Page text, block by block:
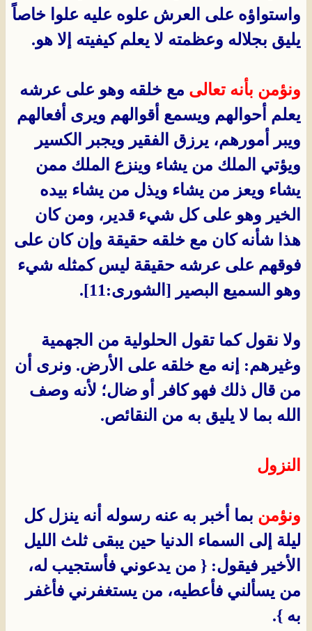
واستواؤه على العرش علوه عليه علوا خاصاً
يليق بجلاله وعظمته لا يعلم كيفيته إلا هو.
ونؤمن بأنه تعالى مع خلقه وهو على عرشه
يعلم أحوالهم ويسمع أقوالهم ويرى أفعالهم
ويبر أمورهم، يرزق الفقير ويجبر الكسير
ويؤتي الملك من يشاء وينزع الملك ممن
يشاء ويعز من يشاء ويذل من يشاء بيده
الخير وهو على كل شيء قدير، ومن كان
هذا شأنه كان مع خلقه حقيقة وإن كان على
فوقهم على عرشه حقيقة ليس كمثله شيء
وهو السميع البصير [الشورى:11].
ولا نقول كما تقول الحلولية من الجهمية
وغيرهم: إنه مع خلقه على الأرض. ونرى أن
من قال ذلك فهو كافر أو ضال؛ لأنه وصف
الله بما لا يليق به من النقائص.
النزول
ونؤمن بما أخبر به عنه رسوله أنه ينزل كل
ليلة إلى السماء الدنيا حين يبقى ثلث الليل
الأخير فيقول: { من يدعوني فأستجيب له،
من يسألني فأعطيه، من يستغفرني فأغفر
به }.